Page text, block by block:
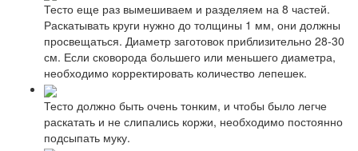
Тесто еще раз вымешиваем и разделяем на 8 частей.
Раскатывать круги нужно до толщины 1 мм, они должны
просвещаться. Диаметр заготовок приблизительно 28-30
см. Если сковорода большего или меньшего диаметра,
необходимо корректировать количество лепешек.
Тесто должно быть очень тонким, и чтобы было легче
раскатать и не слипались коржи, необходимо постоянно
подсыпать муку.